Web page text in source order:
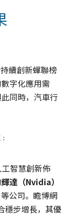
續創新蟬聯榜
字化應用需
同時，汽車行
智慧創新佈
輝達（Nvidia）
等公司。瞻博網
步增長，其優